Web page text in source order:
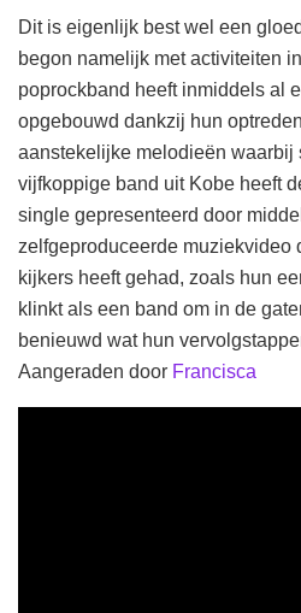
Dit is eigenlijk best wel een
begon namelijk met activiteiten
poprockband heeft inmiddels al
opgebouwd dankzij hun
aanstekelijke melodieën waarbij
vijfkoppige band uit Kobe heeft
single gepresenteerd door
zelfgeproduceerde muziekvideo
kijkers heeft gehad, zoals hun
klinkt als een band om in de
benieuwd wat hun
Aangeraden door Francisca